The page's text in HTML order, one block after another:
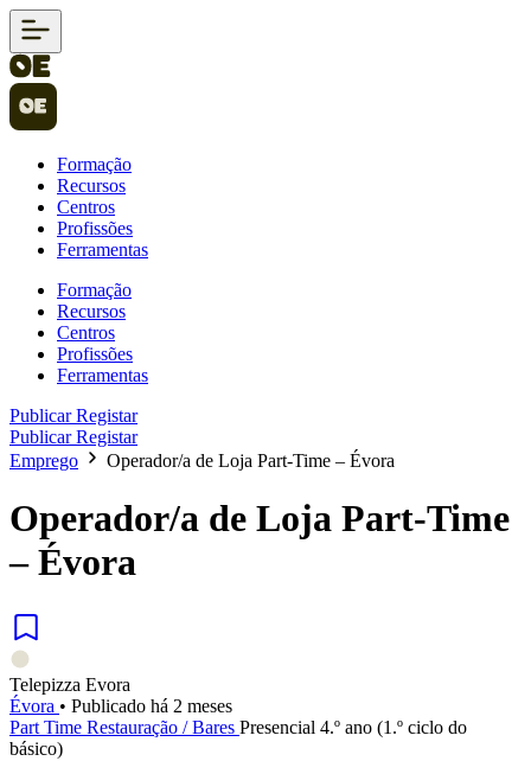
Formação
Recursos
Centros
Profissões
Ferramentas
Formação
Recursos
Centros
Profissões
Ferramentas
PublicarRegistar
PublicarRegistar
Emprego
Operador/a de Loja Part-Time – Évora
Operador/a de Loja Part-Time
– Évora
Telepizza Evora
Évora • Publicado há 2 meses
Part Time Restauração / Bares Presencial 4.º ano (1.º ciclo do
básico)